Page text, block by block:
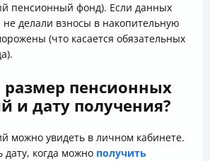
пенсионный фонд). Если данных
делали взносы в накопительную
(что касается обязательных
размер пенсионных
и дату получения?
можно увидеть в личном кабинете.
когда можно получить